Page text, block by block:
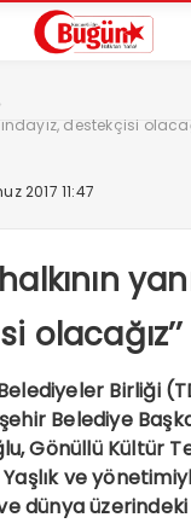
destekçisi
2017 11:47
olacağız’’
Birliği
Belediye
Gönüllü Kültür
Yaşlık ve
dünya